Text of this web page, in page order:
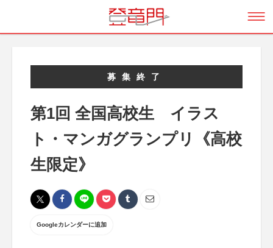
募集終了
第1回 全国高校生 イラス
ト・マンガグランプリ《高校
生限定》
Googleカレンダーに追加